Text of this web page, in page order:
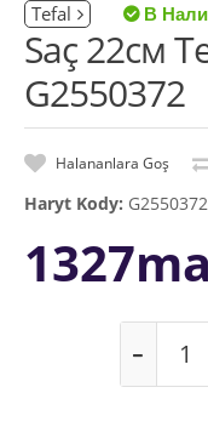
Tefal
Saç 22см
G2550372
Halananlara Goş
Haryt Kody: G2550372